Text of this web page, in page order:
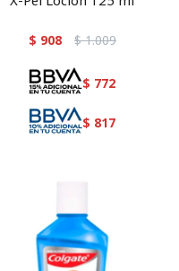
$ 908 $ 1.009
$ 772
$ 817